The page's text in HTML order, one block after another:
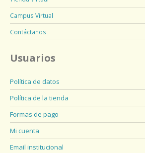
Campus Virtual
Contáctanos
Usuarios
Política de datos
Política de la tienda
Formas de pago
Mi cuenta
Email institucional